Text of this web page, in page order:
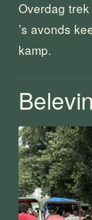
Overdag
’s avonds
kamp.